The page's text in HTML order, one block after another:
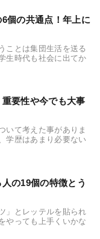
個の共通点！年上に
ことは集団生活を送る
生時代も社会に出てか
要性や今でも大事
いて考えた事がありま
学歴はあまり必要ない
の19個の特徴とう
」とレッテルを貼られ
やっても上手くいかな